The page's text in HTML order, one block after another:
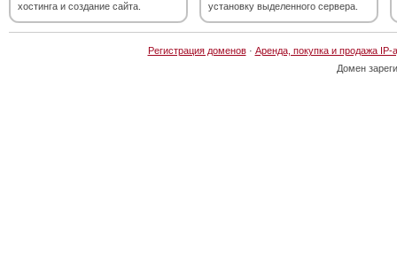
хостинга и создание сайта.
установку выделенного сервера.
Регистрация доменов· Аренда, покупка и продажа IP-
Домен